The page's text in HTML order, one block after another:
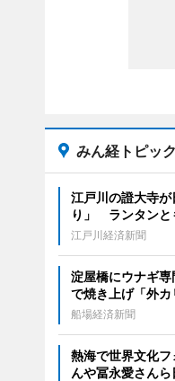
みん経トピッ
江戸川の證大寺
り」 ランタンと
江戸川経済新聞
淀屋橋にウナギ
で焼き上げ「外
船場経済新聞
熱海で世界文化
んや冨永愛さん